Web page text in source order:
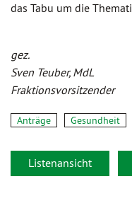
das Tabu um die
gez.
Sven Teuber, MdL
Anträge Gesundheit
Listenansicht